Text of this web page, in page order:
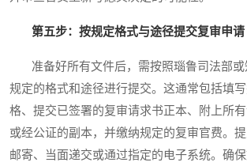
第五步：按规定格式与途径提交复审申请
准备好所有文件后，需按照瑙鲁司法部或
规定的格式和途径进行提交。这通常包括填
格、提交已签署的复审请求书正本、附上所
或经公证的副本，并缴纳规定的复审官费。
邮寄、当面递交或通过指定的电子系统。确